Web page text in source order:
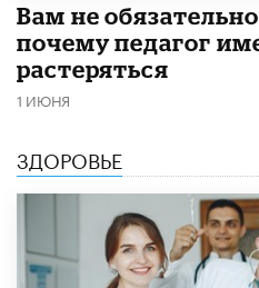
​Вам не
почему педагог
растеряться
1 ИЮНЯ
ЗДОРОВЬЕ